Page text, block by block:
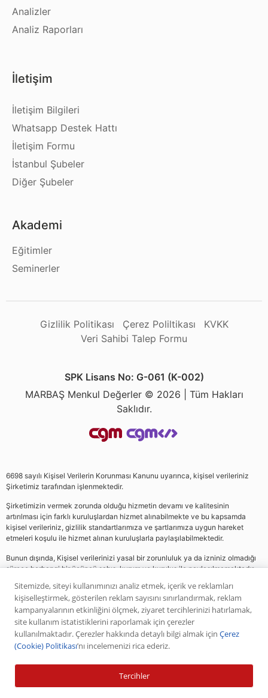
Analizler
Analiz Raporları
İletişim
İletişim Bilgileri
Whatsapp Destek Hattı
İletişim Formu
İstanbul Şubeler
Diğer Şubeler
Akademi
Eğitimler
Seminerler
Gizlilik Politikası Çerez Poliltikası
KVKK
Veri Sahibi Talep Formu
SPK Lisans No: G-061 (K-002)
MARBAŞ Menkul Değerler © 2026 | Tüm Hakları
Saklıdır.
6698 sayılı Kişisel Verilerin Korunması Kanunu uyarınca, kişisel verileriniz
Şirketimiz tarafından işlenmektedir.
Şirketimizin vermek zorunda olduğu hizmetin devamı ve kalitesinin
artırılması için farklı kuruluşlardan hizmet alınabilmekte ve bu kapsamda
kişisel verileriniz, gizlilik standartlarımıza ve şartlarımıza uygun hareket
etmeleri koşulu ile hizmet alınan kuruluşlarla paylaşılabilmektedir.
Bunun dışında, Kişisel verilerinizi yasal bir zorunluluk ya da izniniz olmadığı
sürece herhangi bir üçüncü şahıs, kurum ve kuruluş ile paylaşılmamaktadır.
Web sitemizde yer alan analiz, yorum ve tavsiyeler yatırım danışmanlığı
kapsamında değildir. Bu tavsiyeler genel nitelikte olup, özel olarak sizin mali
durumunuz ile risk ve getiri tercihlerinize uygun olarak hazırlanmamıştır. Bu
nedenle, sadece burada yer alan bilgilere dayanılarak yatırım kararı verilmesi
beklentilerinize uygun sonuçlar doğurmayabilir. Yapılan tüm yorumlar
iyi ve en doğru araştırmaların bütünüyle iyi niyetli bir ürünüdür. Yorumlar ve
Sitemizde, siteyi kullanımınızı analiz etmek, içerik ve reklamları
kişiselleştirmek, gösterilen reklam sayısını sınırlandırmak, reklam
kampanyalarının etkinliğini ölçmek, ziyaret tercihlerinizi hatırlamak,
site kullanım istatistiklerini raporlamak için çerezler
kullanılmaktadır. Çerezler hakkında detaylı bilgi almak için Çerez
(Cookie) Politikası’nı incelemenizi rica ederiz.
Tercihler